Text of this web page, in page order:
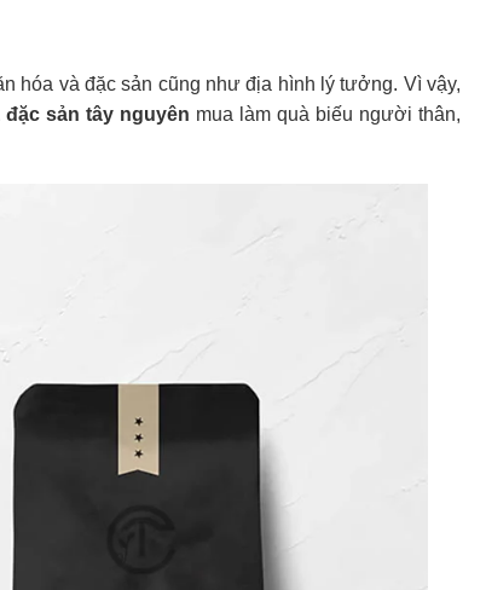
hóa và đặc sản cũng như địa hình lý tưởng. Vì vậy,
đặc sản tây nguyên mua làm quà biếu người thân,